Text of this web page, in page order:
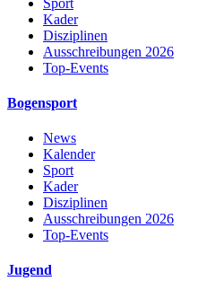
Kader
Disziplinen
Ausschreibungen 2026
Top-Events
Bogensport
News
Kalender
Sport
Kader
Disziplinen
Ausschreibungen 2026
Top-Events
Jugend